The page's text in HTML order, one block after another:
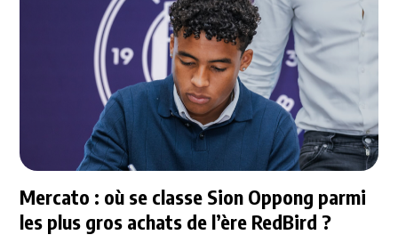
Mercato : où se classe Sion Oppong parmi
les plus gros achats de l’ère RedBird ?